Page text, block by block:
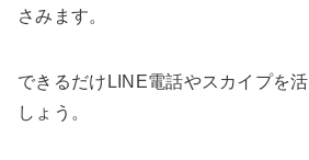
さみます。
できるだけLINE電話やスカイプを
しょう。